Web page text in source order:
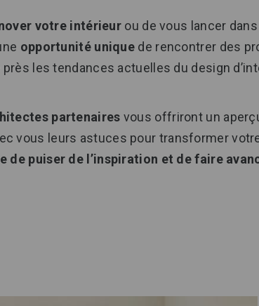
votre intérieur ou de vous lancer
opportunité unique de rencontrer des
près les tendances actuelles du design
partenaires vous offriront un
vous leurs astuces pour transformer
de puiser de l’inspiration et de faire